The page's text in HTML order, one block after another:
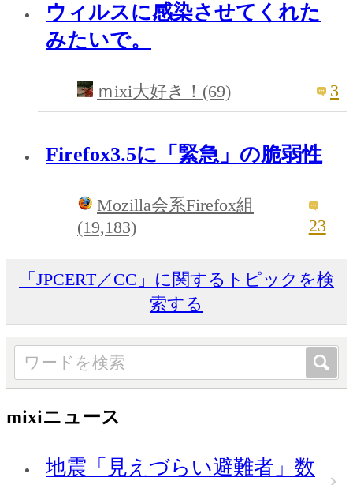
ウィルスに感染させてくれた
みたいで。
ｍixi大好き！(69) 3
Firefox3.5に「緊急」の脆弱性
Mozilla会系Firefox組
(19,183)
23
「JPCERT／CC」に関するトピックを検
索する
mixiニュース
地震「見えづらい避難者」数